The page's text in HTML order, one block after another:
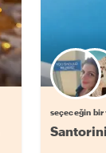
seçeceğin bir
Santorini